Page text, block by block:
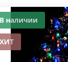
В наличии
ХИТ